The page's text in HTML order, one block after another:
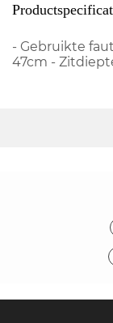
- Gebruikte
47cm -